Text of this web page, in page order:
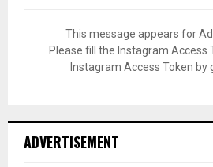
This message appears for
Please fill the Instagram Access
Instagram Access Token by
ADVERTISEMENT